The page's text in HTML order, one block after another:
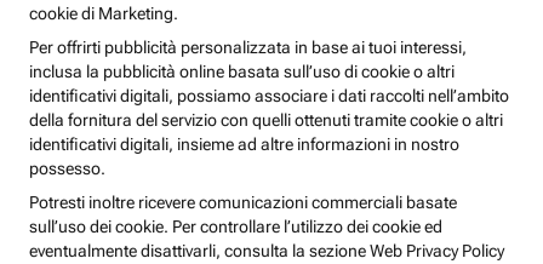
cookie di Marketing.
Per offrirti pubblicità personalizzata in base ai tuoi interessi,
inclusa la pubblicità online basata sull’uso di cookie o altri
identificativi digitali, possiamo associare i dati raccolti nell’ambito
della fornitura del servizio con quelli ottenuti tramite cookie o altri
identificativi digitali, insieme ad altre informazioni in nostro
possesso.
Potresti inoltre ricevere comunicazioni commerciali basate
sull’uso dei cookie. Per controllare l’utilizzo dei cookie ed
eventualmente disattivarli, consulta la sezione Web Privacy Policy